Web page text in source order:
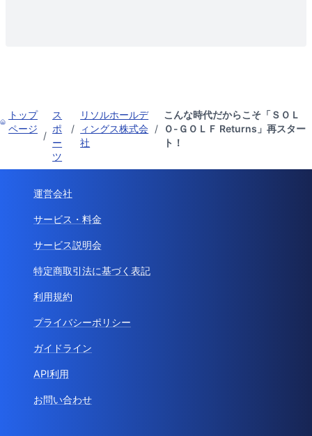
トップ
ページ
/
ス
ポ
ー
ツ
/
リソルホールデ
ィングス株式会
社
/
こんな時代だからこそ「ＳＯＬ
Ｏ-ＧＯＬＦ Returns」再スター
ト！
運営会社
サービス・料金
サービス説明会
特定商取引法に基づく表記
利用規約
プライバシーポリシー
ガイドライン
API利用
お問い合わせ